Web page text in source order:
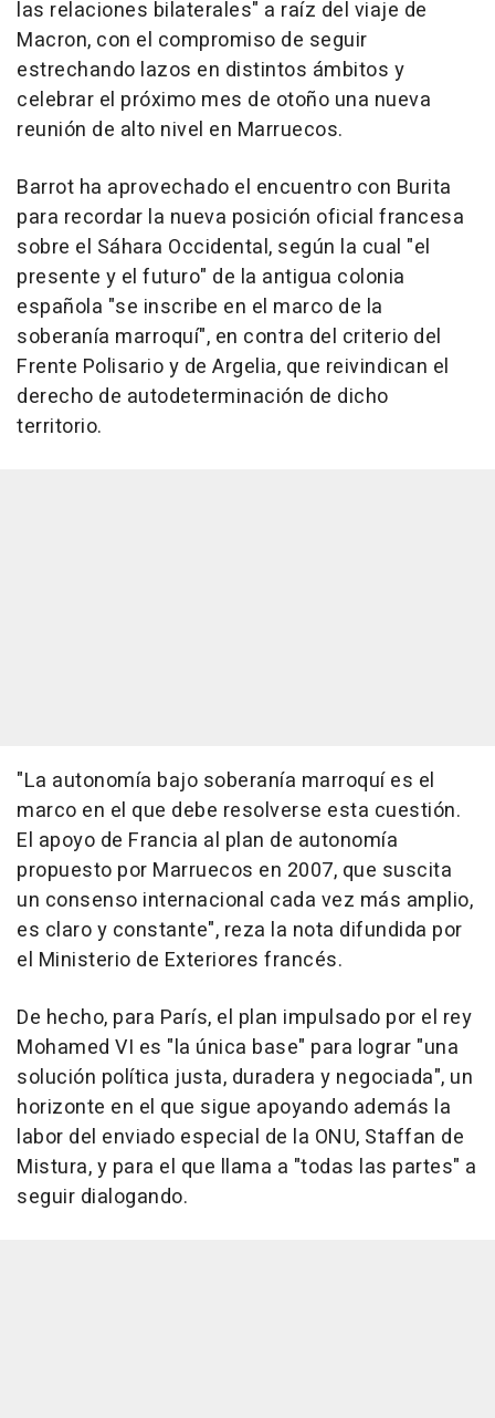
las relaciones bilaterales" a raíz del viaje de
Macron, con el compromiso de seguir
estrechando lazos en distintos ámbitos y
celebrar el próximo mes de otoño una nueva
reunión de alto nivel en Marruecos.
Barrot ha aprovechado el encuentro con Burita
para recordar la nueva posición oficial francesa
sobre el Sáhara Occidental, según la cual "el
presente y el futuro" de la antigua colonia
española "se inscribe en el marco de la
soberanía marroquí", en contra del criterio del
Frente Polisario y de Argelia, que reivindican el
derecho de autodeterminación de dicho
territorio.
"La autonomía bajo soberanía marroquí es el
marco en el que debe resolverse esta cuestión.
El apoyo de Francia al plan de autonomía
propuesto por Marruecos en 2007, que suscita
un consenso internacional cada vez más amplio,
es claro y constante", reza la nota difundida por
el Ministerio de Exteriores francés.
De hecho, para París, el plan impulsado por el rey
Mohamed VI es "la única base" para lograr "una
solución política justa, duradera y negociada", un
horizonte en el que sigue apoyando además la
labor del enviado especial de la ONU, Staffan de
Mistura, y para el que llama a "todas las partes" a
seguir dialogando.